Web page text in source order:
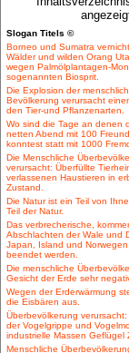
Slogan Titels ©
Borneo und Sumatra
Wälder und wilden Orang
wegen Palmölplantagen-
sogenannten Biosprit.
Die Explosion der
Bevölkerung verursacht
den Tier-und Pflanzenarten.
Wo sind die Tage an denen
netten Abend mit 100
konntest statt mit 1000
Die Menschliche
verursacht: Überfüllte
verlassenen Haustieren in
Zustand.
Die Natur ist ein Teil von
Teil der Natur.
Das verbrecherische,
Abschlachten der Wale und
Japan, Island und
beendet werden.
Die menschliche
Gesicht der Erde sehr
Wegen der Erderwärmung
die Eisbären aus.
Überbevölkerung verursacht:
der Vogelgrippe und
industrielle Massen Geflügel
Menschliche